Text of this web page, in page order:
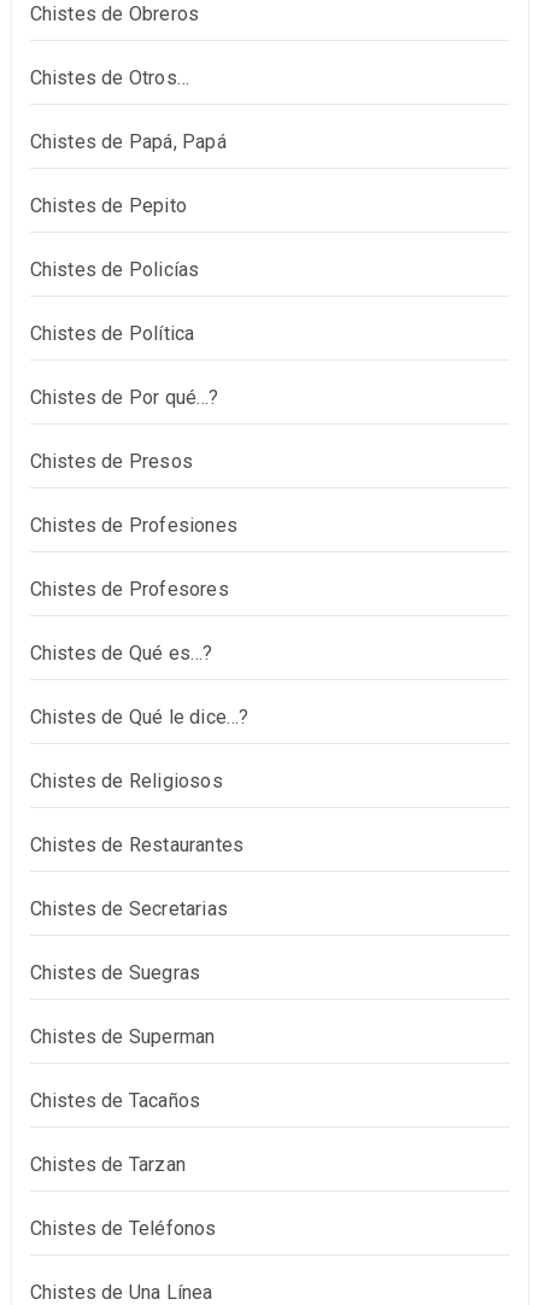
Chistes de Obreros
Chistes de Otros…
Chistes de Papá, Papá
Chistes de Pepito
Chistes de Policías
Chistes de Política
Chistes de Por qué…?
Chistes de Presos
Chistes de Profesiones
Chistes de Profesores
Chistes de Qué es…?
Chistes de Qué le dice…?
Chistes de Religiosos
Chistes de Restaurantes
Chistes de Secretarias
Chistes de Suegras
Chistes de Superman
Chistes de Tacaños
Chistes de Tarzan
Chistes de Teléfonos
Chistes de Una Línea